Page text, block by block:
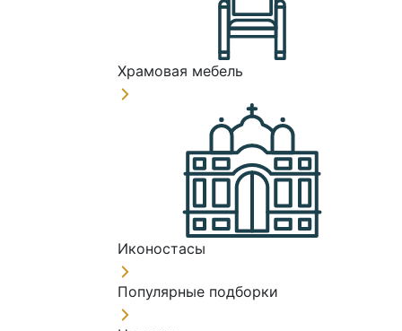
Храмовая мебель
Иконостасы
Популярные подборки